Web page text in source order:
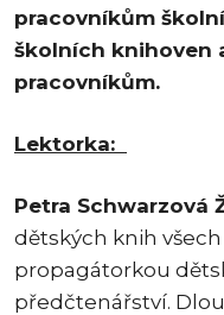
pracovníkům
školních knihoven
pracovníkům.
Lektorka:
Petra Schwarzová
dětských knih
propagátorkou
předčtenářství.